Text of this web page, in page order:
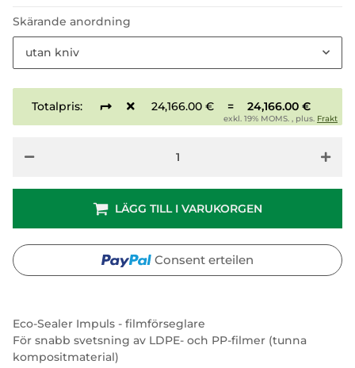
Eco-Sealer Impuls - filmförseglare
För snabb svetsning av LDPE- och PP-filmer (tunna
kompositmaterial)
Skärande anordning
utan kniv
Totalpris: 24,166.00 € = 24,166.00 €
exkl. 19% MOMS. , plus. Frakt
LÄGG TILL I VARUKORGEN
Consent erteilen